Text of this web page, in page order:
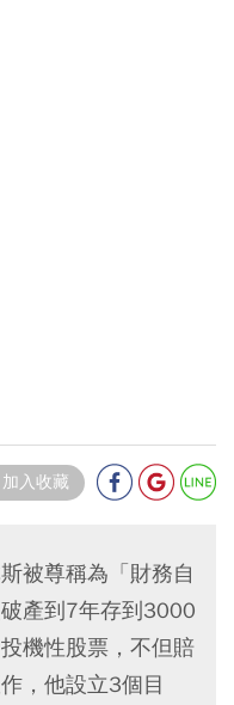
加入收藏
被尊稱為「財務自
產到7年存到3000
機性股票，不但賠
，他設立3個目